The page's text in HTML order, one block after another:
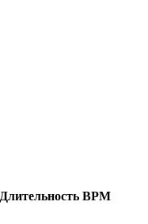
Длительность BPM